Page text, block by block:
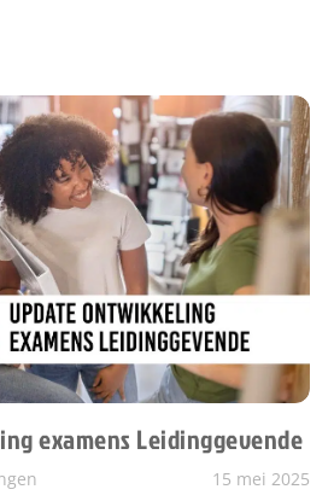
examens Leidinggevende
15 mei 2025